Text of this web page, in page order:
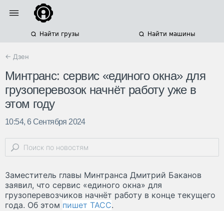
Найти грузы Найти машины
← Дзен
Минтранс: сервис «единого окна» для
грузоперевозок начнёт работу уже в
этом году
10:54, 6 Сентября 2024
Заместитель главы Минтранса Дмитрий Баканов
заявил, что сервис «единого окна» для
грузоперевозчиков начнёт работу в конце текущего
года. Об этом пишет ТАСС.